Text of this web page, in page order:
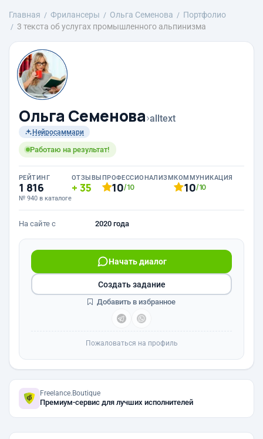
Главная Фрилансеры Ольга Семенова
Портфолио
3 текста об услугах промышленного альпинизма
Ольга Семенова›alltext
Нейросаммари
Работаю на результат!
РЕЙТИНГ
1 816
№ 940 в каталоге
ОТЗЫВЫ
35
ПРОФЕССИОНАЛИЗМ
10/10
КОММУНИКАЦИЯ
10/10
На сайте с 2020 года
Начать диалог
Создать задание
Добавить в избранное
Пожаловаться на профиль
Freelance.Boutique
Премиум-сервис для лучших исполнителей